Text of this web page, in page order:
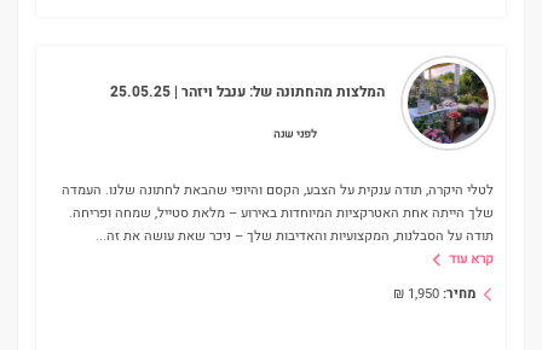
לפני שנה
המלצות מהחתונה של:ענבל ויזהר | 25.05.25
לטלי היקרה, תודה ענקית על הצבע, הקסם והיופי שהבאת לחתונה שלנו. העמדה
שלך הייתה אחת האטרקציות המיוחדות באירוע – מלאת סטייל, שמחה ופריחה.
תודה על הסבלנות, המקצועיות והאדיבות שלך – ניכר שאת עושה את זה...
קרא עוד
מחיר:1,950
₪